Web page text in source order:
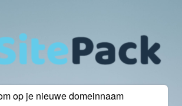
op je nieuwe domeinnaam